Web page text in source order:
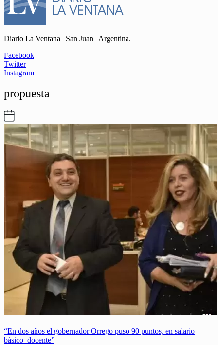
Diario La Ventana | San Juan | Argentina.
Facebook
Twitter
Instagram
propuesta
“En dos años el gobernador Orrego puso 90 puntos, en salario
básico docente”